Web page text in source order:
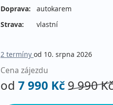
Doprava:
autokarem
Strava:
vlastní
2 termíny od 10. srpna 2026
Cena zájezdu
od 7 990 Kč9 990